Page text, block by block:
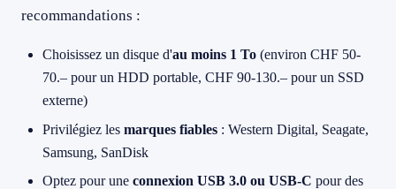
recommandations :
Choisissez un disque d'au moins 1 To (environ CHF 50-
70.– pour un HDD portable, CHF 90-130.– pour un SSD
externe)
Privilégiez les marques fiables : Western Digital, Seagate,
Samsung, SanDisk
Optez pour une connexion USB 3.0 ou USB-C pour des